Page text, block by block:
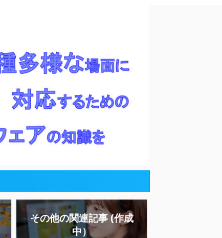
その他の関連記事 (作成
中）